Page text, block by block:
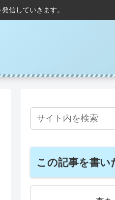
信していきます。
この記事を書い